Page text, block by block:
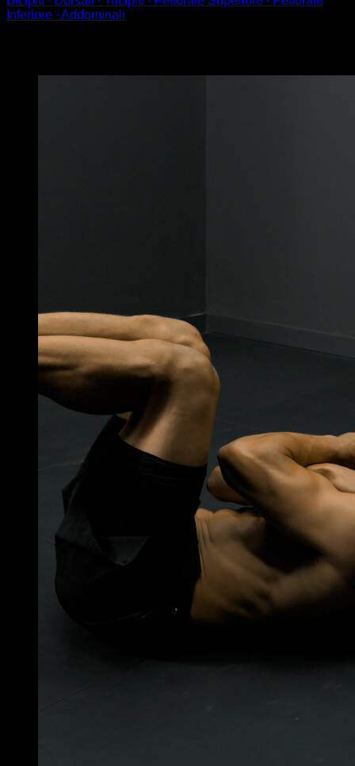
Inferiore ∙ Addominali